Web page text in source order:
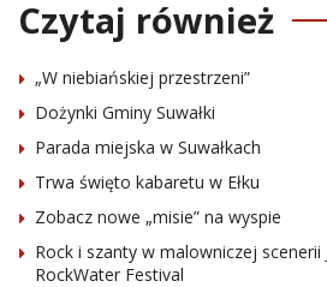
Czytaj również
„W niebiańskiej przestrzeni”
Dożynki Gminy Suwałki
Parada miejska w Suwałkach
Trwa święto kabaretu w Ełku
Zobacz nowe „misie” na wyspie
Rock i szanty w malowniczej scenerii
RockWater Festival